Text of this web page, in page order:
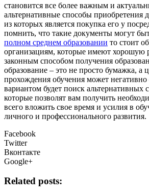
становится все более важным и
альтернативные способы приобретения
из которых является покупка его у
помнить, что такие документы могут
полном среднем образовании то стоит
организациям, которые имеют хорошую
законным способом получения
образование – это не просто бумажка,
прохождения обучения может
вариантом будет поиск
которые позволят вам получить
всего вложить свое время и усилия в
личного и профессионального развития.
Facebook
Twitter
Вконтакте
Google+
Related posts: